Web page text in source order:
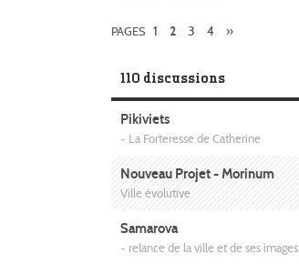
PAGES 1 2 3 4 »
110 discussions
Pikiviets
- La Forteresse de Catherine
Nouveau Projet - Morinum
Ville évolutive
Samarova
- relance de la ville et de ses images